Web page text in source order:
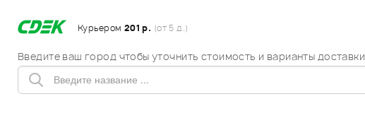
Курьером 201 р. (от 5 д.)
Введите ваш город чтобы уточнить стоимость и варианты доставки